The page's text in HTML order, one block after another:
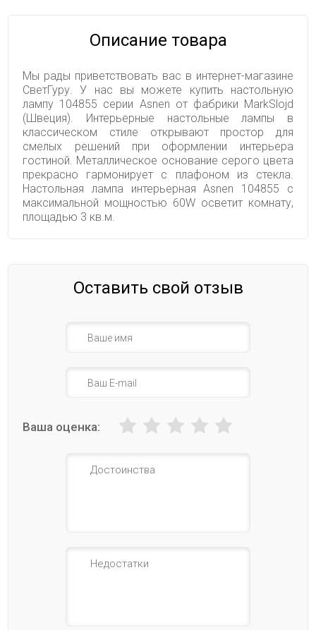
Описание товара
Мы рады приветствовать вас в интернет-магазине
СветГуру. У нас вы можете купить настольную
лампу 104855 серии Asnen от фабрики MarkSlojd
(Швеция). Интерьерные настольные лампы в
классическом стиле открывают простор для
смелых решений при оформлении интерьера
гостиной. Металлическое основание серого цвета
прекрасно гармонирует с плафоном из стекла.
Настольная лампа интерьерная Asnen 104855 с
максимальной мощностью 60W осветит комнату,
площадью 3 кв.м.
Оставить свой отзыв
Ваша оценка: